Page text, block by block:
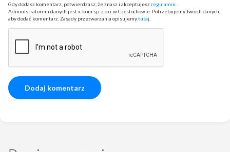
Gdy dodasz komentarz, potwierdzasz, że znasz i akceptujesz regulamin
Administratorem danych jest x-kom sp. z o.o. w Częstochowie. Potrzebujemy Twoich danych,
aby dodać komentarz. Zasady przetwarzania opisujemytutaj